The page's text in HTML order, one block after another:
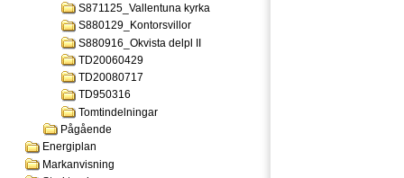
S871125_Vallentuna kyrka
S880129_Kontorsvillor
S880916_Okvista delpl II
TD20060429
TD20080717
TD950316
Tomtindelningar
Pågående
Energiplan
Markanvisning